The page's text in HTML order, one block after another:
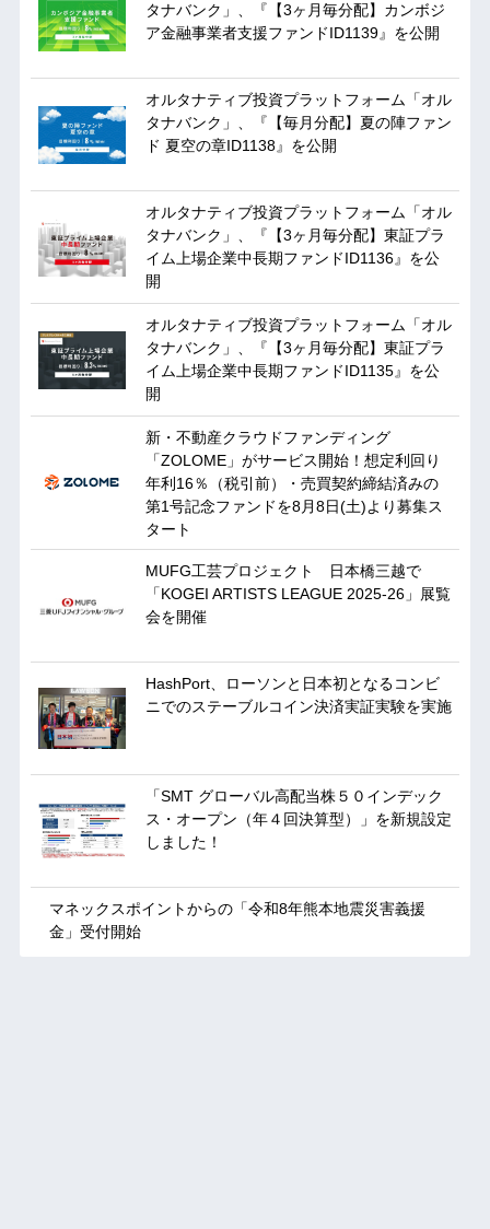
タナバンク」、『【3ヶ月毎分配】カンボジ
ア金融事業者支援ファンドID1139』を公開
オルタナティブ投資プラットフォーム「オル
タナバンク」、『【毎月分配】夏の陣ファン
ド 夏空の章ID1138』を公開
オルタナティブ投資プラットフォーム「オル
タナバンク」、『【3ヶ月毎分配】東証プラ
イム上場企業中長期ファンドID1136』を公
開
オルタナティブ投資プラットフォーム「オル
タナバンク」、『【3ヶ月毎分配】東証プラ
イム上場企業中長期ファンドID1135』を公
開
新・不動産クラウドファンディング
「ZOLOME」がサービス開始！想定利回り
年利16％（税引前）・売買契約締結済みの
第1号記念ファンドを8月8日(土)より募集ス
タート
MUFG工芸プロジェクト 日本橋三越で
「KOGEI ARTISTS LEAGUE 2025-26」展覧
会を開催
HashPort、ローソンと日本初となるコンビ
ニでのステーブルコイン決済実証実験を実施
「SMT グローバル高配当株５０インデック
ス・オープン（年４回決算型）」を新規設定
しました！
マネックスポイントからの「令和8年熊本地震災害義援
金」受付開始